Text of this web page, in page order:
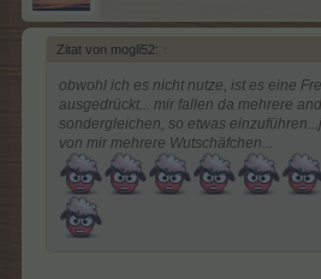
Zitat von mogli52: ↑
obwohl ich es nicht nutze, ist es eine
ausgedrückt... mir fallen da mehrere
sondergleichen, so etwas
von mir mehrere Wutschäfchen...